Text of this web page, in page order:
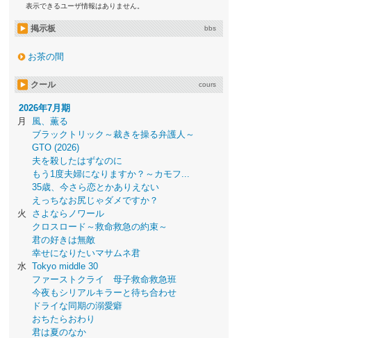
表示できるユーザ情報はありません。
掲示板 bbs
お茶の間
クール cours
2026年7月期
月
風、薫る
ブラックトリック～裁きを操る弁護人～
GTO (2026)
夫を殺したはずなのに
もう1度夫婦になりますか？～カモフ...
35歳、今さら恋とかありえない
えっちなお尻じゃダメですか？
火
さよならノワール
クロスロード～救命救急の約束～
君の好きは無敵
幸せになりたいマサムネ君
水 Tokyo middle 30
ファーストクライ 母子救命救急班
今夜もシリアルキラーと待ち合わせ
ドライな同期の溺愛癖
おちたらおわり
君は夏のなか